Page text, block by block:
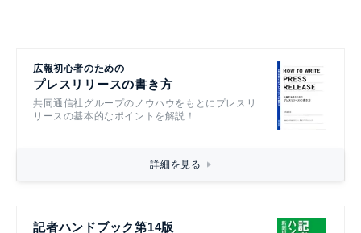
広報初心者のための
プレスリリースの書き方
共同通信社グループのノウハウをもとにプレスリ
リースの基本的なポイントを解説！
詳細を見る
記者ハンドブック第14版